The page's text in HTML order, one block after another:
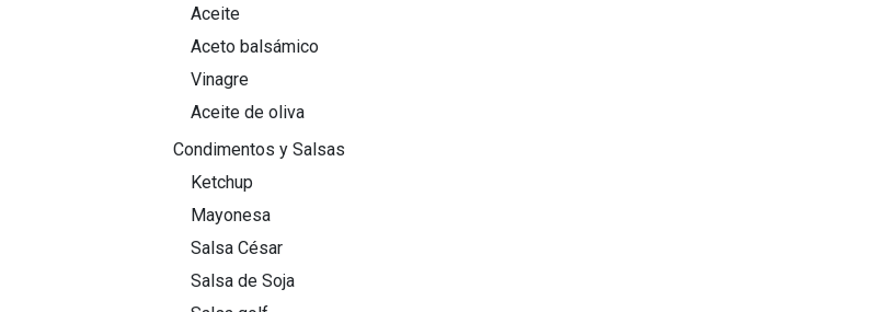
Aceite
Aceto balsámico
Vinagre
Aceite de oliva
Condimentos y Salsas
Ketchup
Mayonesa
Salsa César
Salsa de Soja